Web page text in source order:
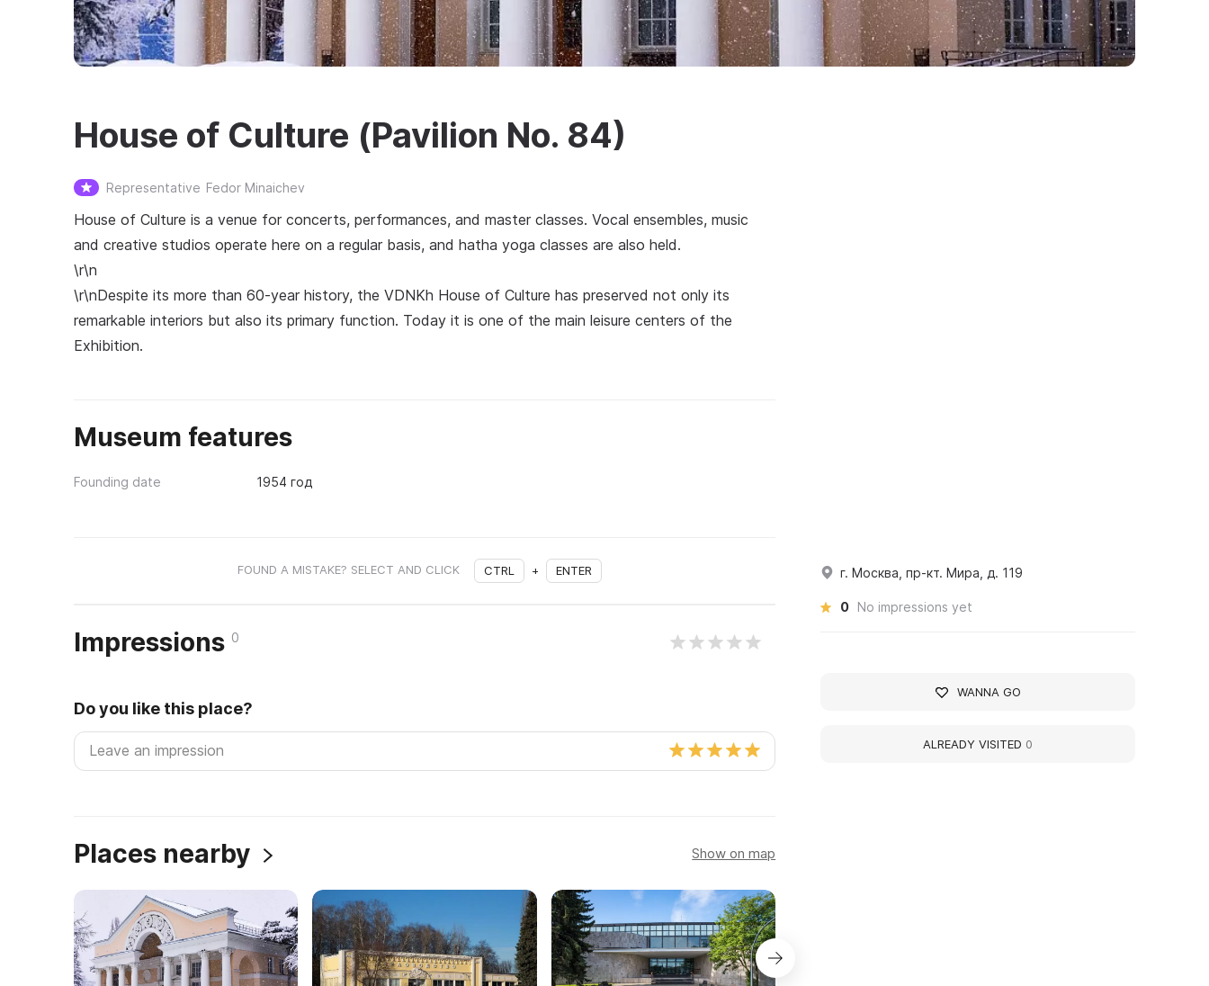
House of Culture (Pavilion No. 84)
Representative Fedor Minaichev
House of Culture is a venue for concerts, performances, and master classes. Vocal ensembles, music
and creative studios operate here on a regular basis, and hatha yoga classes are also held.
\r\n
\r\nDespite its more than 60-year history, the VDNKh House of Culture has preserved not only its
remarkable interiors but also its primary function. Today it is one of the main leisure centers of the
Exhibition.
Museum features
Founding date 1954 год
FOUND A MISTAKE? SELECT AND CLICK CTRL + ENTER
Impressions 0
Do you like this place?
Places nearby Show on map
г. Москва, пр-кт. Мира, д. 119
0 No impressions yet
WANNA GO
ALREADY VISITED 0